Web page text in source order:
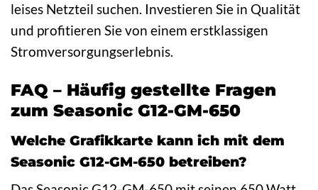
leises Netzteil suchen. Investieren Sie in Qualität
und profitieren Sie von einem erstklassigen
Stromversorgungserlebnis.
FAQ – Häufig gestellte Fragen
zum Seasonic G12-GM-650
Welche Grafikkarte kann ich mit dem
Seasonic G12-GM-650 betreiben?